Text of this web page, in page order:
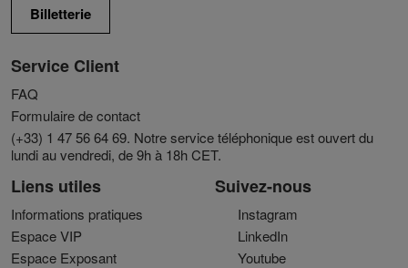
Billetterie
Service Client
FAQ
Formulaire de contact
(+33) 1 47 56 64 69. Notre service téléphonique est ouvert du
lundi au vendredi, de 9h à 18h CET.
Liens utiles
Informations pratiques
Espace VIP
Espace Exposant
Suivez-nous
Instagram
LinkedIn
Youtube